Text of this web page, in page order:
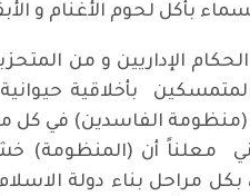
بأكل لحوم الأغنام و
الإداريين و من
بأخلاقية
(منظومة الفاسدين) في كل
معلناً أن
الفاسدين ، بكل مراحل بناء دولة